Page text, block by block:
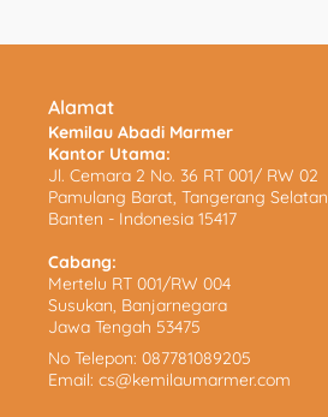
Alamat
Kemilau Abadi Marmer
Kantor Utama:
Jl. Cemara 2 No. 36 RT 001/ RW 02
Pamulang Barat, Tangerang Selatan
Banten - Indonesia 15417
Cabang:
Mertelu RT 001/RW 004
Susukan, Banjarnegara
Jawa Tengah 53475
No Telepon: 087781089205
Email: cs@kemilaumarmer.com